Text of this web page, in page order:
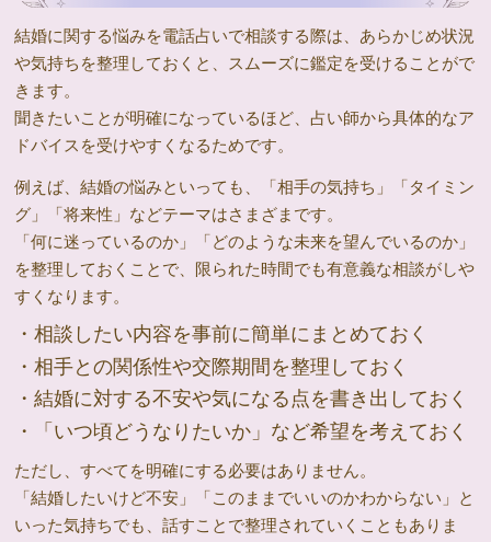
結婚に関する悩みを電話占いで相談する際は、あらかじめ状況
や気持ちを整理しておくと、スムーズに鑑定を受けることがで
きます。
聞きたいことが明確になっているほど、占い師から具体的なア
ドバイスを受けやすくなるためです。
例えば、結婚の悩みといっても、「相手の気持ち」「タイミン
グ」「将来性」などテーマはさまざまです。
「何に迷っているのか」「どのような未来を望んでいるのか」
を整理しておくことで、限られた時間でも有意義な相談がしや
すくなります。
・相談したい内容を事前に簡単にまとめておく
・相手との関係性や交際期間を整理しておく
・結婚に対する不安や気になる点を書き出しておく
・「いつ頃どうなりたいか」など希望を考えておく
ただし、すべてを明確にする必要はありません。
「結婚したいけど不安」「このままでいいのかわからない」と
いった気持ちでも、話すことで整理されていくこともありま